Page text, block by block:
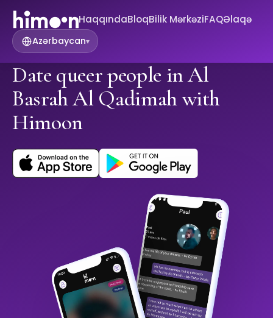
HaqqındaBloqBilik MərkəziFAQƏlaqə
Azərbaycan▾
Date queer people in Al
Basrah Al Qadimah with
Himoon